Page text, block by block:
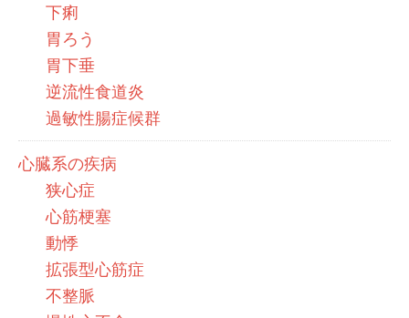
下痢
胃ろう
胃下垂
逆流性食道炎
過敏性腸症候群
心臓系の疾病
狭心症
心筋梗塞
動悸
拡張型心筋症
不整脈